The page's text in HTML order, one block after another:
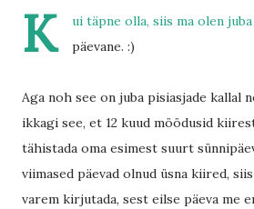
K
ui täpne olla, siis ma olen
päevane. :)
Aga noh see on juba pisiasjade kallal
ikkagi see, et 12 kuud möödusid
tähistada oma esimest suurt
viimased päevad olnud üsna kiired,
varem kirjutada, sest eilse päeva me